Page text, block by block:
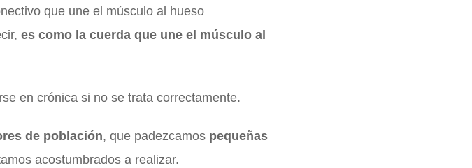
que une el músculo al hueso
es como la cuerda que une el músculo al
en crónica si no se trata correctamente.
de población, que padezcamos pequeñas
acostumbrados a realizar.